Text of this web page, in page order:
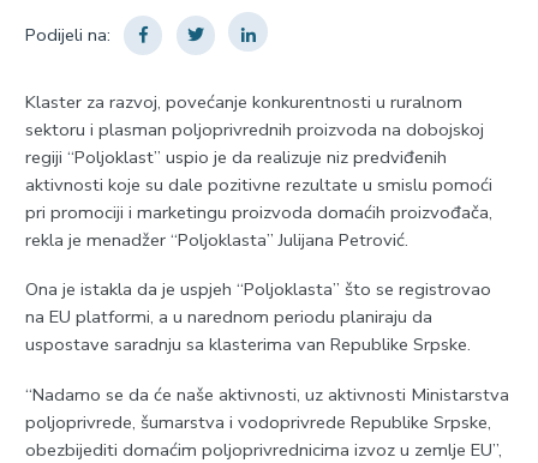
Podijeli na:
Klaster za razvoj, povećanje konkurentnosti u ruralnom
sektoru i plasman poljoprivrednih proizvoda na dobojskoj
regiji “Poljoklast” uspio je da realizuje niz predviđenih
aktivnosti koje su dale pozitivne rezultate u smislu pomoći
pri promociji i marketingu proizvoda domaćih proizvođača,
rekla je menadžer “Poljoklasta” Julijana Petrović.
Ona je istakla da je uspjeh “Poljoklasta” što se registrovao
na EU platformi, a u narednom periodu planiraju da
uspostave saradnju sa klasterima van Republike Srpske.
“Nadamo se da će naše aktivnosti, uz aktivnosti Ministarstva
poljoprivrede, šumarstva i vodoprivrede Republike Srpske,
obezbijediti domaćim poljoprivrednicima izvoz u zemlje EU”,